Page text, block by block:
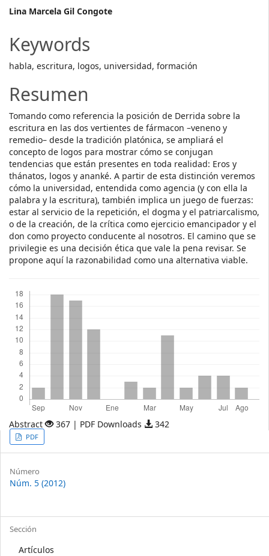
Main
Article
Content
Lina Marcela Gil Congote
Keywords
habla, escritura, logos, universidad, formación
Resumen
Tomando como referencia la posición de Derrida sobre la
escritura en las dos vertientes de fármacon –veneno y
remedio– desde la tradición platónica, se ampliará el
concepto de logos para mostrar cómo se conjugan
tendencias que están presentes en toda realidad: Eros y
thánatos, logos y ananké. A partir de esta distinción veremos
cómo la universidad, entendida como agencia (y con ella la
palabra y la escritura), también implica un juego de fuerzas:
estar al servicio de la repetición, el dogma y el patriarcalismo,
o de la creación, de la crítica como ejercicio emancipador y el
don como proyecto conducente al nosotros. El camino que se
privilegie es una decisión ética que vale la pena revisar. Se
propone aquí la razonabilidad como una alternativa viable.
Abstract 367 | PDF Downloads 342
Article
Sidebar
PDF
Article
Details
Número
Núm. 5 (2012)
Sección
Artículos